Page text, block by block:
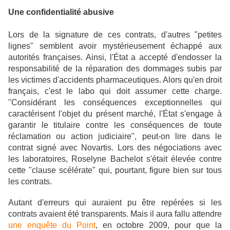
Une confidentialité abusive
Lors de la signature de ces contrats, d'autres "petites
lignes" semblent avoir mystérieusement échappé aux
autorités françaises. Ainsi, l'État a accepté d'endosser la
responsabilité de la réparation des dommages subis par
les victimes d'accidents pharmaceutiques. Alors qu'en droit
français, c'est le labo qui doit assumer cette charge.
"Considérant les conséquences exceptionnelles qui
caractérisent l'objet du présent marché, l'État s'engage à
garantir le titulaire contre les conséquences de toute
réclamation ou action judiciaire", peut-on lire dans le
contrat signé avec Novartis. Lors des négociations avec
les laboratoires, Roselyne Bachelot s'était élevée contre
cette "clause scélérate" qui, pourtant, figure bien sur tous
les contrats.
Autant d'erreurs qui auraient pu être repérées si les
contrats avaient été transparents. Mais il aura fallu attendre
une enquête du Point, en octobre 2009, pour que la